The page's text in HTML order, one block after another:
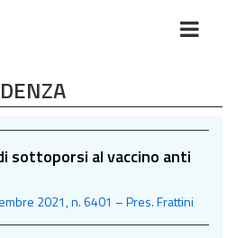
sottoporsi al vaccino anti
2021, n. 6401 – Pres. Frattini